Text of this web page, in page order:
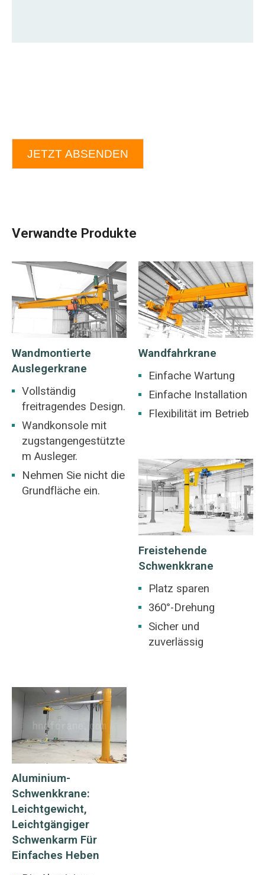
JETZT ABSENDEN
Verwandte Produkte
Wandmontierte
Auslegerkrane
Vollständig
freitragendes Design.
Wandkonsole mit
zugstangengestützte
m Ausleger.
Nehmen Sie nicht die
Grundfläche ein.
Wandfahrkrane
Einfache Wartung
Einfache Installation
Flexibilität im Betrieb
Freistehende
Schwenkkrane
Platz sparen
360°-Drehung
Sicher und
zuverlässig
Aluminium-
Schwenkkrane:
Leichtgewicht,
Leichtgängiger
Schwenkarm Für
Einfaches Heben